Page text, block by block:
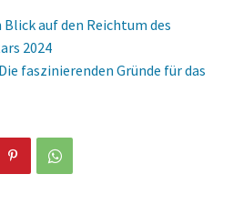
Blick auf den Reichtum des
2024
faszinierenden Gründe für das